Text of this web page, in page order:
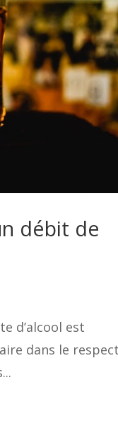
débit de
d’alcool est
dans le